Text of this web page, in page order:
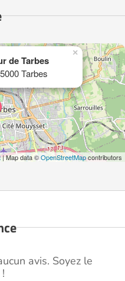
de Tarbes
Tarbes
×
| Map data ©OpenStreetMapcontributors
avis. Soyez le